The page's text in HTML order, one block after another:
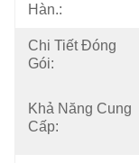
Hàn.:
Chi Tiết Đóng
Gói:
Khả Năng Cung
Cấp: